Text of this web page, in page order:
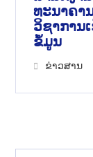
ທະນາຄາ
ວິຊາການ
ຂໍ້ມູນ
ຂ່າວສານ